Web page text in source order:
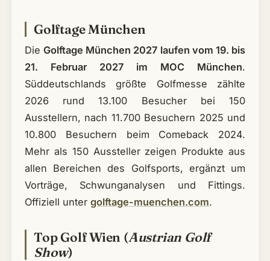
Golftage München
DieGolftage München 2027 laufen vom 19. bis
21. Februar 2027 im MOC München.
Süddeutschlands größte Golfmesse zählte
2026 rund 13.100 Besucher bei 150
Ausstellern, nach 11.700 Besuchern 2025 und
10.800 Besuchern beim Comeback 2024.
Mehr als 150 Aussteller zeigen Produkte aus
allen Bereichen des Golfsports, ergänzt um
Vorträge, Schwunganalysen und Fittings.
Offiziell unter golftage-muenchen.com.
Top Golf Wien (Austrian Golf
Show)